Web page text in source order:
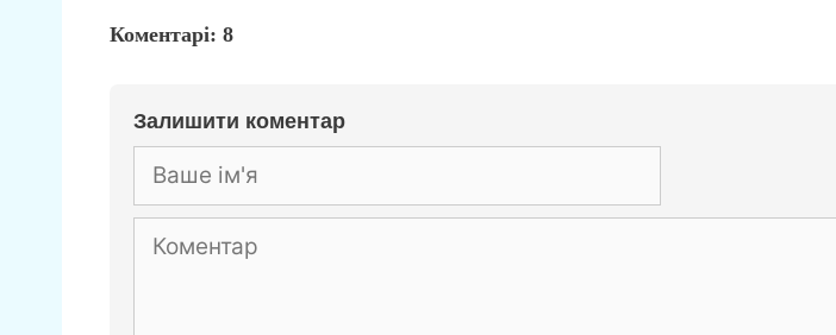
c
b
o
o
k
er
a
m
e
n
g
Коментарі: 8
Залишити коментар
Коментар